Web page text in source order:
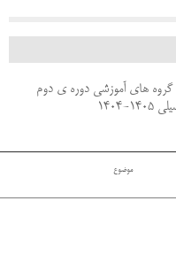
گروه های آموزشی دوره ی دوم
موضوع